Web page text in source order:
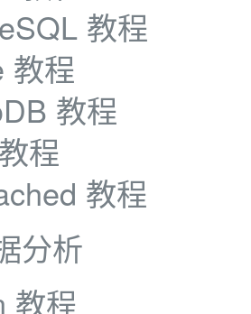
教程
教程
教程
程
教程
分析
教程